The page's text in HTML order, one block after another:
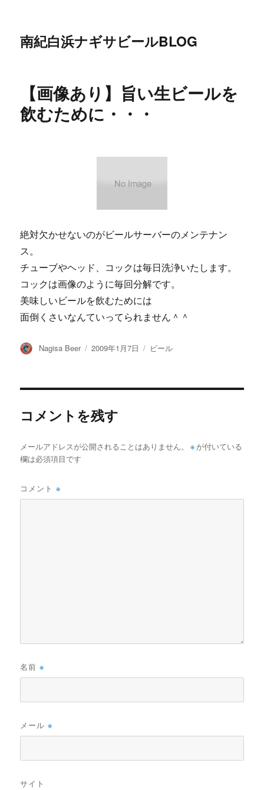
南紀白浜ナギサビールBLOG
【画像あり】旨い生ビールを
飲むために・・・
絶対欠かせないのがビールサーバーのメンテナン
ス。
チューブやヘッド、コックは毎日洗浄いたします。
コックは画像のように毎回分解です。
美味しいビールを飲むためには
面倒くさいなんていってられません＾＾
投
Nagisa Beer
投
2009年1月7日
カ
ビール
コメントを残す
メールアドレスが公開されることはありません。 ※ が付いている
欄は必須項目です
コメント※
名前※
メール※
サイト